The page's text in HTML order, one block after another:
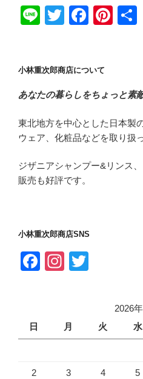
Li
T
er
F
e
b
o
Pi
st
小林重次郎商店について
あなたの暮らしをちょっと素敵
東北地方を中心とした日本製
ウェア、化粧品などを取り扱
ジザニアシャンプー&リンス
販売も好評です。
小林重次郎商店SNS
F
b
In
gr
a
er
2026
日
月 火 水
2 3 4 5